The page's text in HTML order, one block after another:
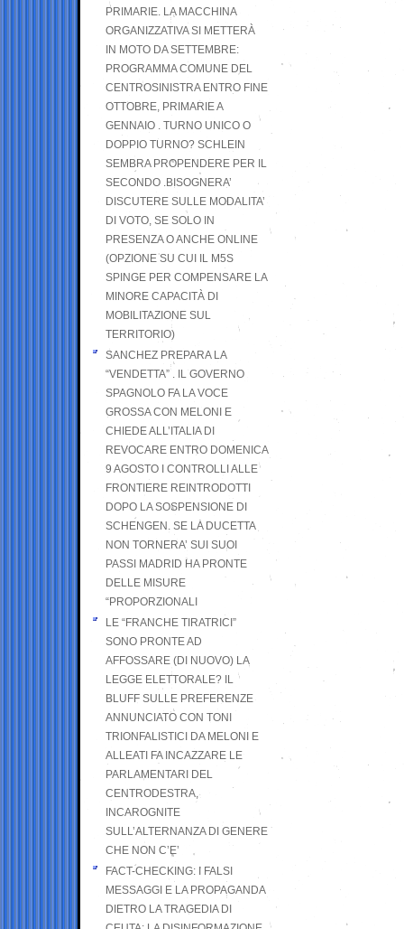
PRIMARIE. LA MACCHINA
ORGANIZZATIVA SI METTERÀ
IN MOTO DA SETTEMBRE:
PROGRAMMA COMUNE DEL
CENTROSINISTRA ENTRO FINE
OTTOBRE, PRIMARIE A
GENNAIO . TURNO UNICO O
DOPPIO TURNO? SCHLEIN
SEMBRA PROPENDERE PER IL
SECONDO .BISOGNERA’
DISCUTERE SULLE MODALITA’
DI VOTO, SE SOLO IN
PRESENZA O ANCHE ONLINE
(OPZIONE SU CUI IL M5S
SPINGE PER COMPENSARE LA
MINORE CAPACITÀ DI
MOBILITAZIONE SUL
TERRITORIO)
SANCHEZ PREPARA LA
“VENDETTA” . IL GOVERNO
SPAGNOLO FA LA VOCE
GROSSA CON MELONI E
CHIEDE ALL’ITALIA DI
REVOCARE ENTRO DOMENICA
9 AGOSTO I CONTROLLI ALLE
FRONTIERE REINTRODOTTI
DOPO LA SOSPENSIONE DI
SCHENGEN. SE LA DUCETTA
NON TORNERA’ SUI SUOI
PASSI MADRID HA PRONTE
DELLE MISURE
“PROPORZIONALI
LE “FRANCHE TIRATRICI”
SONO PRONTE AD
AFFOSSARE (DI NUOVO) LA
LEGGE ELETTORALE? IL
BLUFF SULLE PREFERENZE
ANNUNCIATO CON TONI
TRIONFALISTICI DA MELONI E
ALLEATI FA INCAZZARE LE
PARLAMENTARI DEL
CENTRODESTRA,
INCAROGNITE
SULL’ALTERNANZA DI GENERE
CHE NON C’E’
FACT-CHECKING: I FALSI
MESSAGGI E LA PROPAGANDA
DIETRO LA TRAGEDIA DI